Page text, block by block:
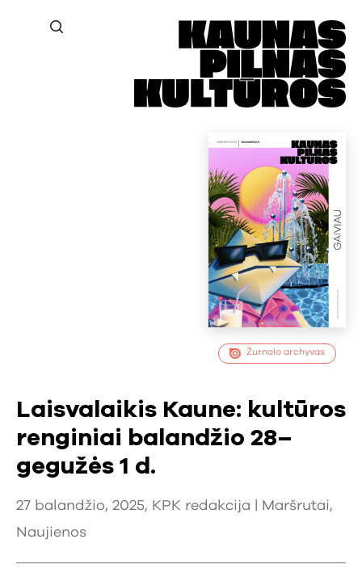
Žurnalo archyvas
Laisvalaikis Kaune: kultūros
renginiai balandžio 28–
gegužės 1 d.
27 balandžio, 2025, KPK redakcija | Maršrutai,
Naujienos